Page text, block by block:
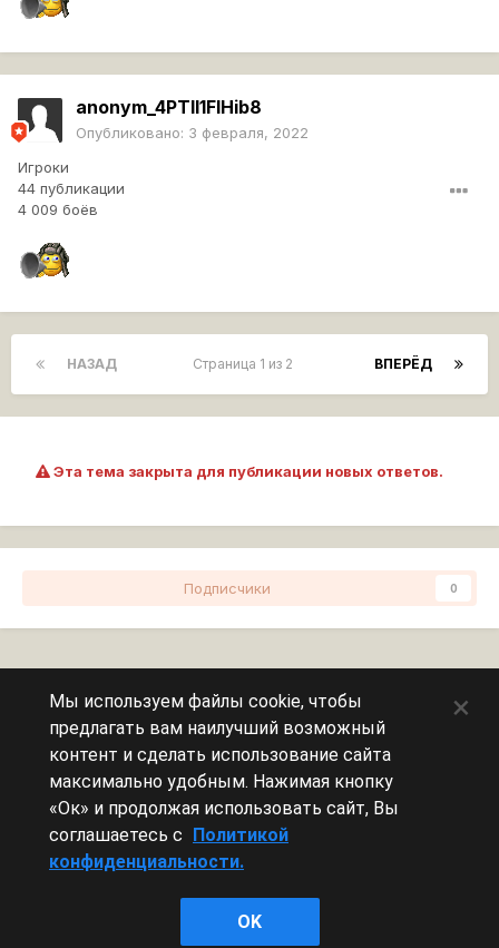
anonym_4PTll1FIHib8
Опубликовано: 3 февраля, 2022
Игроки
44 публикации
4 009 боёв
НАЗАД ВПЕРЁД
Страница 1 из 2
Эта тема закрыта для публикации новых ответов.
Подписчики 0
Сейчас на странице
Эту страницу никто не просматривает.
Леста Игры
Powered by Invision Community
Мы используем файлы cookie, чтобы
предлагать вам наилучший возможный
контент и сделать использование сайта
максимально удобным. Нажимая кнопку
«Ок» и продолжая использовать сайт, Вы
соглашаетесь с Политикой
конфиденциальности.
OK
×